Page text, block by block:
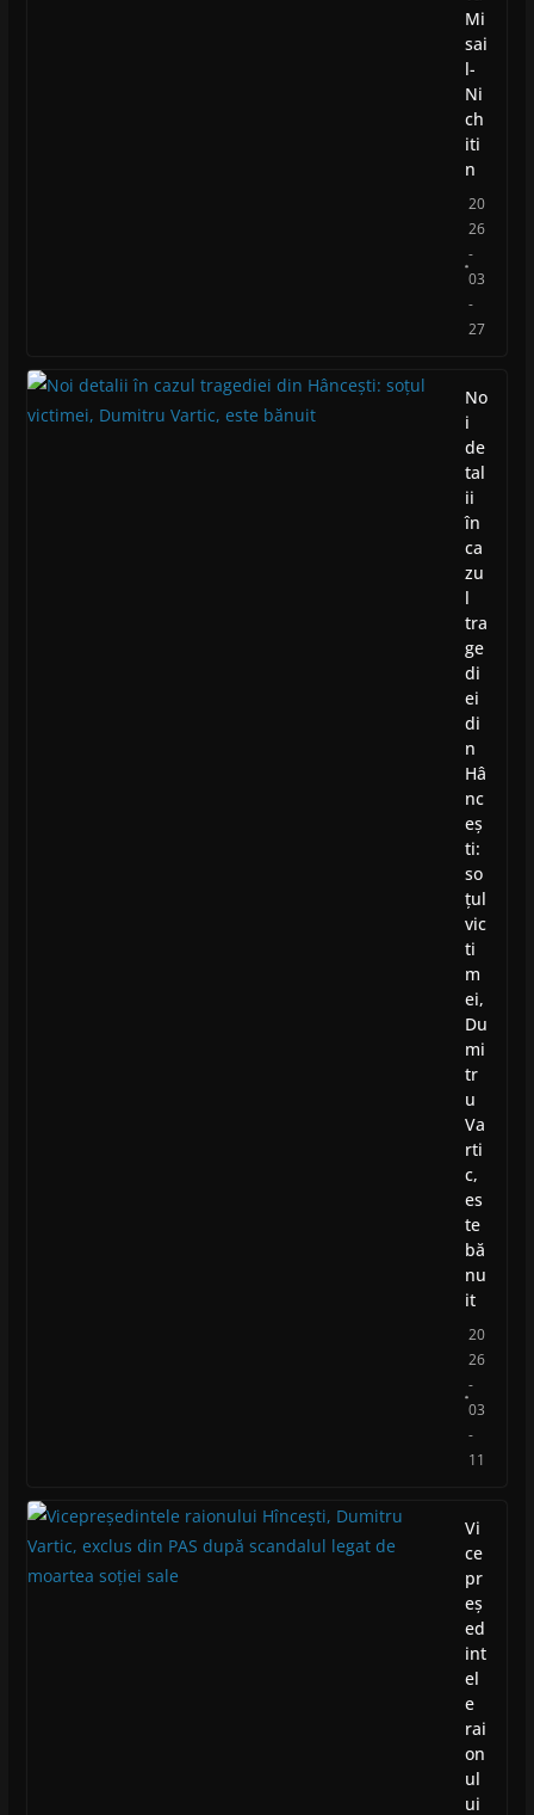
Mi
sai
l-
Ni
ch
iti
n
20
26
-
03
-
27
No
i
de
tal
ii
în
ca
zu
l
tra
ge
di
ei
di
n
Hâ
nc
eș
ti:
so
țul
vic
ti
m
ei,
Du
mi
tr
u
Va
rti
c,
es
te
bă
nu
it
20
26
-
03
-
11
Vi
ce
pr
eș
ed
int
el
e
rai
on
ul
ui